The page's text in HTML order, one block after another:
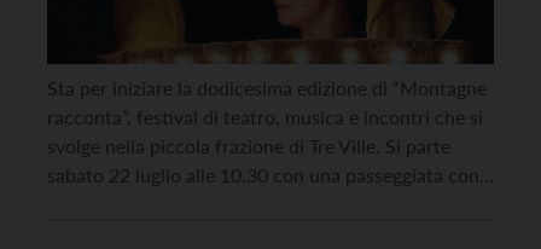
Sta per iniziare la dodicesima edizione di “Montagne
racconta”, festival di teatro, musica e incontri che si
svolge nella piccola frazione di Tre Ville. Si parte
sabato 22 luglio alle 10.30 con una passeggiata con